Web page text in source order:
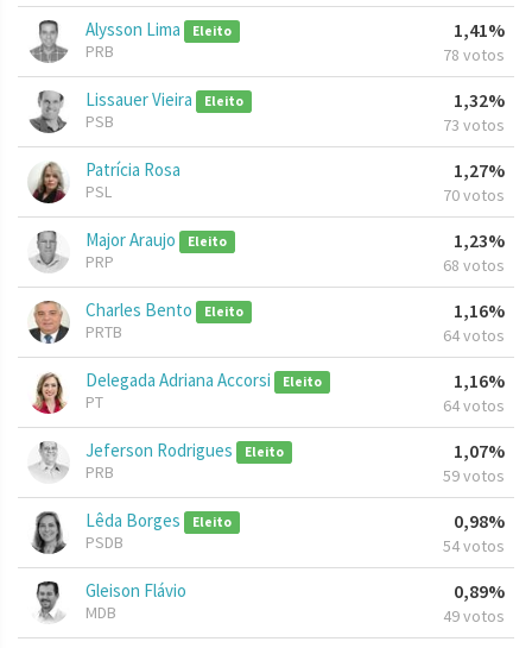
Alysson Lima Eleito
PRB
1,41%
78 votos
Lissauer Vieira Eleito
PSB
1,32%
73 votos
Patrícia Rosa
PSL
1,27%
70 votos
Major Araujo Eleito
PRP
1,23%
68 votos
Charles Bento Eleito
PRTB
1,16%
64 votos
Delegada Adriana Accorsi Eleito
PT
1,16%
64 votos
Jeferson Rodrigues Eleito
PRB
1,07%
59 votos
Lêda Borges Eleito
PSDB
0,98%
54 votos
Gleison Flávio
MDB
0,89%
49 votos